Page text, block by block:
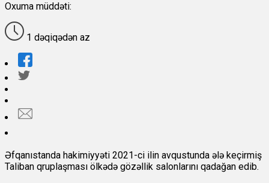
Oxuma müddəti:
1 dəqiqədən az
Əfqanıstanda hakimiyyəti 2021-ci ilin avqustunda ələ keçirmiş
Taliban qruplaşması ölkədə gözəllik salonlarını qadağan edib.